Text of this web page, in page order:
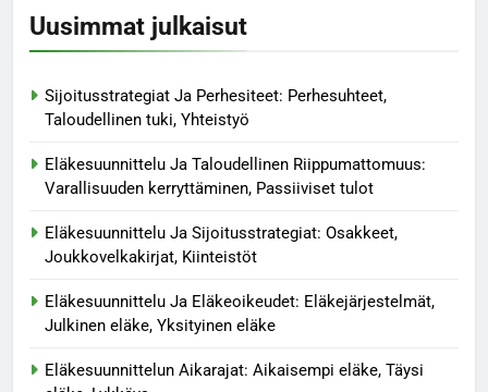
Uusimmat julkaisut
Sijoitusstrategiat Ja Perhesiteet: Perhesuhteet,
Taloudellinen tuki, Yhteistyö
Eläkesuunnittelu Ja Taloudellinen Riippumattomuus:
Varallisuuden kerryttäminen, Passiiviset tulot
Eläkesuunnittelu Ja Sijoitusstrategiat: Osakkeet,
Joukkovelkakirjat, Kiinteistöt
Eläkesuunnittelu Ja Eläkeoikeudet: Eläkejärjestelmät,
Julkinen eläke, Yksityinen eläke
Eläkesuunnittelun Aikarajat: Aikaisempi eläke, Täysi